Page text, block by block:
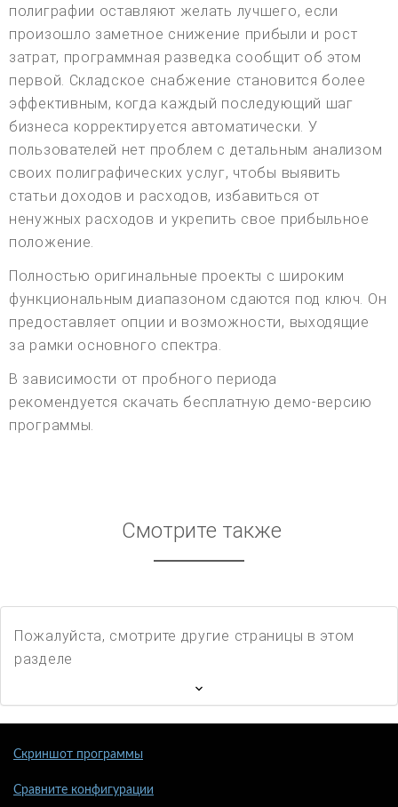
полиграфии оставляют желать лучшего, если
произошло заметное снижение прибыли и рост
затрат, программная разведка сообщит об этом
первой. Складское снабжение становится более
эффективным, когда каждый последующий шаг
бизнеса корректируется автоматически. У
пользователей нет проблем с детальным анализом
своих полиграфических услуг, чтобы выявить
статьи доходов и расходов, избавиться от
ненужных расходов и укрепить свое прибыльное
положение.
Полностью оригинальные проекты с широким
функциональным диапазоном сдаются под ключ. Он
предоставляет опции и возможности, выходящие
за рамки основного спектра.
В зависимости от пробного периода
рекомендуется скачать бесплатную демо-версию
программы.
Смотрите также
Пожалуйста, смотрите другие страницы в этом
разделе
Скриншот программы
Сравните конфигурации